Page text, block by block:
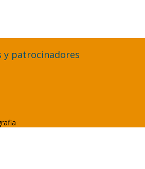
y patrocinadores